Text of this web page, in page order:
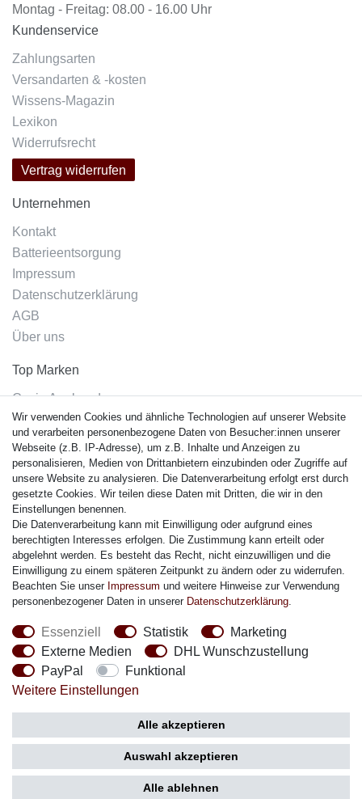
Montag - Freitag: 08.00 - 16.00 Uhr
Kundenservice
Zahlungsarten
Versandarten & -kosten
Wissens-Magazin
Lexikon
Widerrufsrecht
Vertrag widerrufen
Unternehmen
Kontakt
Batterieentsorgung
Impressum
Datenschutzerklärung
AGB
Über uns
Top Marken
Casio Armband
Festina Armband
Citizen Armband
M. Lacroix Armband
J. Lemans Armband
Uhrenarmbänder - Alle
Sicherheit
Social Media
Zahlung
Wir verwenden Cookies und ähnliche Technologien auf unserer Website
und verarbeiten personenbezogene Daten von Besucher:innen unserer
Webseite (z.B. IP-Adresse), um z.B. Inhalte und Anzeigen zu
personalisieren, Medien von Drittanbietern einzubinden oder Zugriffe auf
unsere Website zu analysieren. Die Datenverarbeitung erfolgt erst durch
gesetzte Cookies. Wir teilen diese Daten mit Dritten, die wir in den
Einstellungen benennen.
Die Datenverarbeitung kann mit Einwilligung oder aufgrund eines
berechtigten Interesses erfolgen. Die Zustimmung kann erteilt oder
abgelehnt werden. Es besteht das Recht, nicht einzuwilligen und die
Einwilligung zu einem späteren Zeitpunkt zu ändern oder zu widerrufen.
Beachten Sie unser Impressum und weitere Hinweise zur Verwendung
personenbezogener Daten in unserer Daten­schutz­erklärung
Essenziell Statistik
Marketing
Externe Medien
DHL Wunschzustellung
PayPal
Funktional
Weitere Einstellungen
Alle akzeptieren
Auswahl akzeptieren
Alle ablehnen